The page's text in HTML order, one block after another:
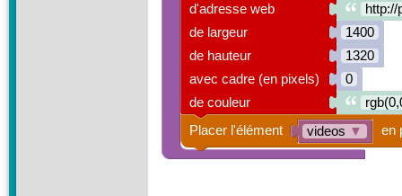
1400
1320
0
videos ▼
Placer l'élément en
d'adresse web
de largeur
de hauteur
avec cadre (en pixels)
de couleur